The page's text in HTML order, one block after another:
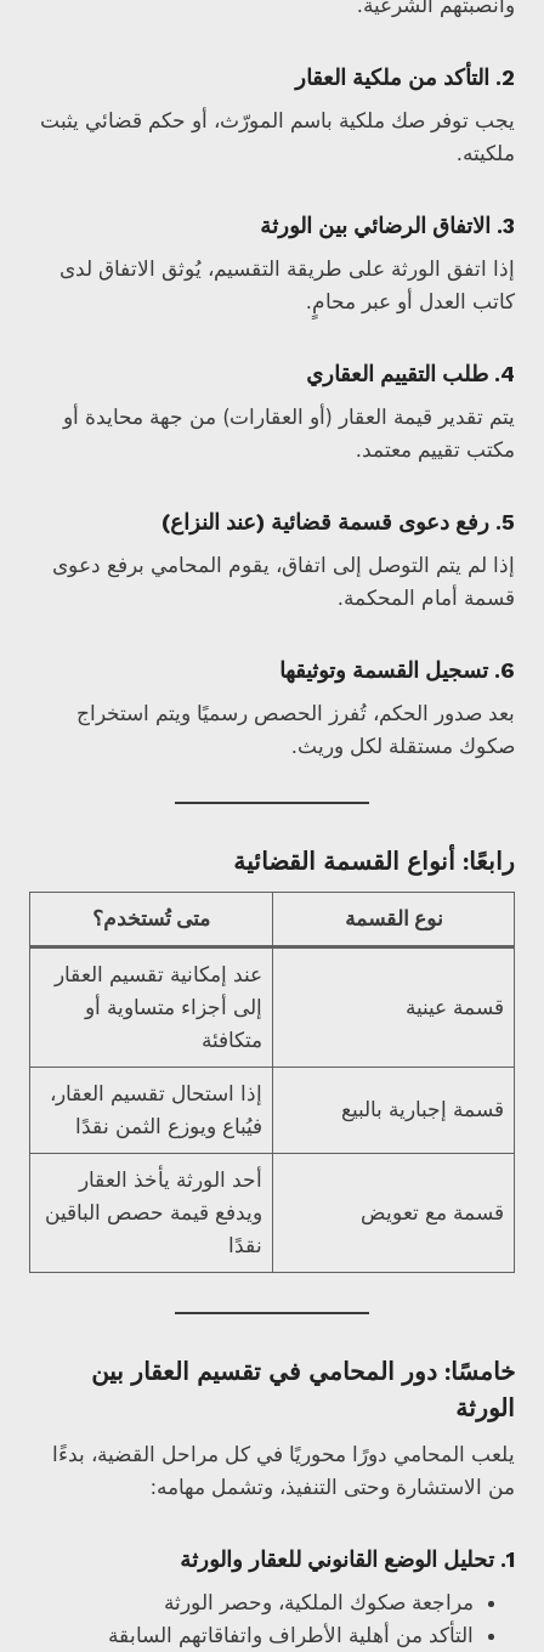
وأنصبتهم الشرعية.
2. التأكد من ملكية العقار
يجب توفر صك ملكية باسم المورّث، أو حكم قضائي يثبت
ملكيته.
3. الاتفاق الرضائي بين الورثة
إذا اتفق الورثة على طريقة التقسيم، يُوثق الاتفاق لدى
كاتب العدل أو عبر محامٍ.
4. طلب التقييم العقاري
يتم تقدير قيمة العقار (أو العقارات) من جهة محايدة أو
مكتب تقييم معتمد.
5. رفع دعوى قسمة قضائية (عند النزاع)
إذا لم يتم التوصل إلى اتفاق، يقوم المحامي برفع دعوى
قسمة أمام المحكمة.
6. تسجيل القسمة وتوثيقها
بعد صدور الحكم، تُفرز الحصص رسميًا ويتم استخراج
صكوك مستقلة لكل وريث.
رابعًا: أنواع القسمة القضائية
نوع القسمة متى تُستخدم؟
قسمة عينية
عند إمكانية تقسيم العقار
إلى أجزاء متساوية أو
متكافئة
قسمة إجبارية بالبيع
إذا استحال تقسيم العقار،
فيُباع ويوزع الثمن نقدًا
قسمة مع تعويض
أحد الورثة يأخذ العقار
ويدفع قيمة حصص الباقين
نقدًا
خامسًا: دور المحامي في تقسيم العقار بين
الورثة
يلعب المحامي دورًا محوريًا في كل مراحل القضية، بدءًا
من الاستشارة وحتى التنفيذ، وتشمل مهامه:
1. تحليل الوضع القانوني للعقار والورثة
مراجعة صكوك الملكية، وحصر الورثة
التأكد من أهلية الأطراف واتفاقاتهم السابقة